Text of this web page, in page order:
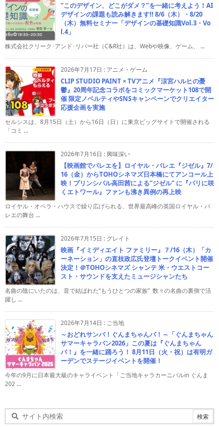
“このデザイン、どこがダメ？”を一緒に考えよう！AI
デザインの課題も読み解きます!! 8/6（木）・8/20
（木）無料セミナー「デザインの基礎知識Vol.3・Vo
l.4」
株式会社クリーク･アンド･リバー社（C&R社）は、Webや映像、ゲーム、 ...
2026年7月17日 : アニメ・ゲーム
CLIP STUDIO PAINT × TVアニメ『涼宮ハルヒの憂
鬱』20周年記念コラボをコミックマーケット108で開
催 限定ノベルティやSNSキャンペーンでクリエイター
応援企画を実施
セルシスは、8月15日（土）から16日（日）に東京ビッグサイトで開催される
「コミ ...
2026年7月16日 :興味深い
【映画館でバレエを】ロイヤル・バレエ『ジゼル』7/
16（金）からTOHOシネマズ日本橋にてアンコール上
映！プリンシパル高田茜による“ジゼル” に『パリに咲
くエトワール』ファンも沸き異例の再上映
ロイヤル・オペラ・ハウスで繰り広げられる、世界最高峰の英国ロイヤル・バ
レエの舞台 ...
2026年7月15日 : グレイト
映画『イミディエイト ファミリー』７/16（木）「カ
ーネーション」の直枝政広氏登壇トークイベント開催
決定！＠TOHOシネマズ シャンテ 米・ウエストコー
スト・サウンドを支えたミュージシャンたち
名曲の陰にいたのは、音で結ばれた“もうひとつの家族” 数々の名曲の裏側で活
躍し ...
2026年7月14日 : ご当地
～おどれサンバ！ぐんまちゃんバ！～「ぐんまちゃん
サマーキャラバン2026」この夏は『ぐんまちゃん
バ！』を一緒に踊ろう！ 8月11日（火・祝）は有明ガ
ーデンでステージイベントを開催！
今年の9月に日本最大級のキャライベント「ご当地キャラカーニバルin ぐんま
202 ...